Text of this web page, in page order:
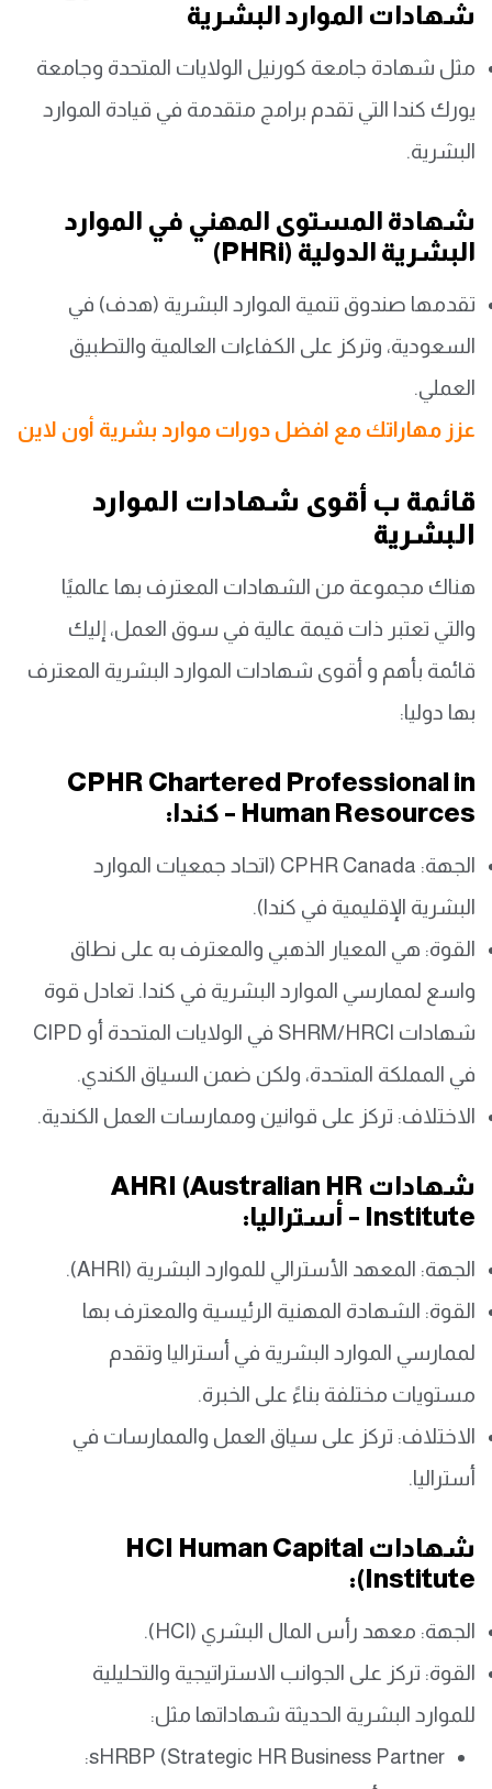
شهادات الموارد البشرية
مثل شهادة جامعة كورنيل الولايات المتحدة وجامعة
يورك كندا التي تقدم برامج متقدمة في قيادة الموارد
البشرية.
شهادة المستوى المهني في الموارد
البشرية الدولية (PHRi)
تقدمها صندوق تنمية الموارد البشرية (هدف) في
السعودية، وتركز على الكفاءات العالمية والتطبيق
العملي.
عزز مهاراتك مع افضل دورات موارد بشرية أون لاين
قائمة ب أقوى شهادات الموارد
البشرية
هناك مجموعة من الشهادات المعترف بها عالميًا
والتي تعتبر ذات قيمة عالية في سوق العمل، إليك
قائمة بأهم و أقوى شهادات الموارد البشرية المعترف
بها دوليا:
CPHR Chartered Professional in
Human Resources – كندا:
الجهة: CPHR Canada (اتحاد جمعيات الموارد
البشرية الإقليمية في كندا).
القوة: هي المعيار الذهبي والمعترف به على نطاق
واسع لممارسي الموارد البشرية في كندا. تعادل قوة
شهادات SHRM/HRCI في الولايات المتحدة أو CIPD
في المملكة المتحدة، ولكن ضمن السياق الكندي.
الاختلاف: تركز على قوانين وممارسات العمل الكندية.
شهادات AHRI (Australian HR
Institute – أستراليا:
الجهة: المعهد الأسترالي للموارد البشرية (AHRI).
القوة: الشهادة المهنية الرئيسية والمعترف بها
لممارسي الموارد البشرية في أستراليا وتقدم
مستويات مختلفة بناءً على الخبرة.
الاختلاف: تركز على سياق العمل والممارسات في
أستراليا.
شهادات HCI Human Capital
Institute):
الجهة: معهد رأس المال البشري (HCI).
القوة: تركز على الجوانب الاستراتيجية والتحليلية
للموارد البشرية الحديثة شهاداتها مثل:
sHRBP (Strategic HR Business Partner: